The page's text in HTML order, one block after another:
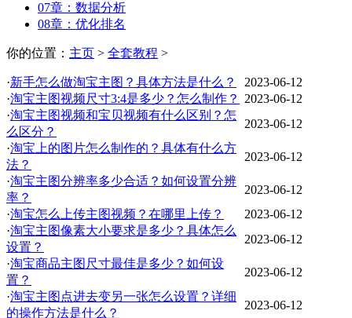
07章：数据分析
08章：优化排名
你的位置： 主页 > 全套教程 >
·新手怎么做淘宝主图？具体方法是什么？
2023-06-12
·淘宝主图视频尺寸3:4是多少？怎么制作？
2023-06-12
·淘宝主图视频和宝贝视频有什么区别？怎
么区分？
2023-06-12
·淘宝上的图片怎么制作的？具体有什么方
法？
2023-06-12
·淘宝主图分辨率多少合适？如何设置分辨
率？
2023-06-12
·淘宝怎么上传主图视频？在哪里上传？
2023-06-12
·淘宝主图像素大小要求是多少？具体怎么
设置？
2023-06-12
·淘宝商品主图尺寸最佳是多少？如何设
置？
2023-06-12
·淘宝主图点进去变另一张怎么设置？详细
的操作方法是什么？
2023-06-12